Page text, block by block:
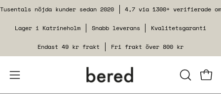
Siirry
Tusentals nöjda kunder sedan 2020 4,7 via 1300+ verifierade
Lager i Katrineholm Snabb leverans Kvalitetsgaranti
Endast 49 kr frakt Fri frakt över 800 kr
Avaa
navigointivalikko
SULJE